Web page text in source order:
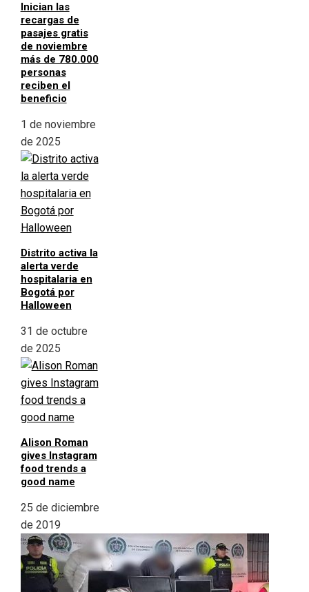
Inician las
recargas de
pasajes gratis
de noviembre
más de 780.000
personas
reciben el
beneficio
1 de noviembre
de 2025
Distrito activa la
alerta verde
hospitalaria en
Bogotá por
Halloween
31 de octubre
de 2025
Alison Roman
gives Instagram
food trends a
good name
25 de diciembre
de 2019